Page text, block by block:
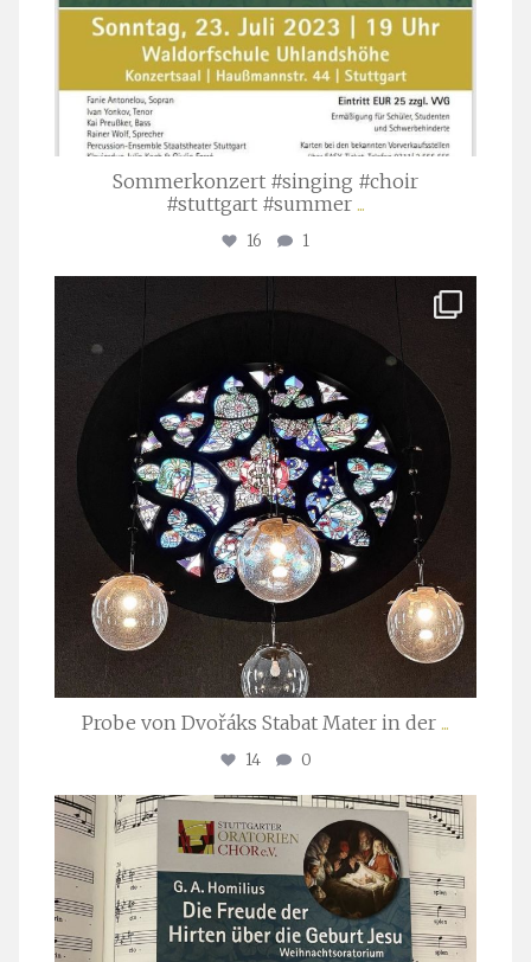
Sommerkonzert #singing #choir
#stuttgart #summer ...
16 1
Apr. 1
Probe von Dvořáks Stabat Mater in der ...
14 0
stuttgarter_oratorienchor
Nov. 29